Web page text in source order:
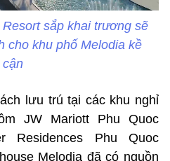
sắp khai trương sẽ
cho khu phố Melodia kề
cận
lưu trú tại các khu nghỉ
JW Mariott Phu Quoc
Residences Phu Quoc
Melodia đã có nguồn